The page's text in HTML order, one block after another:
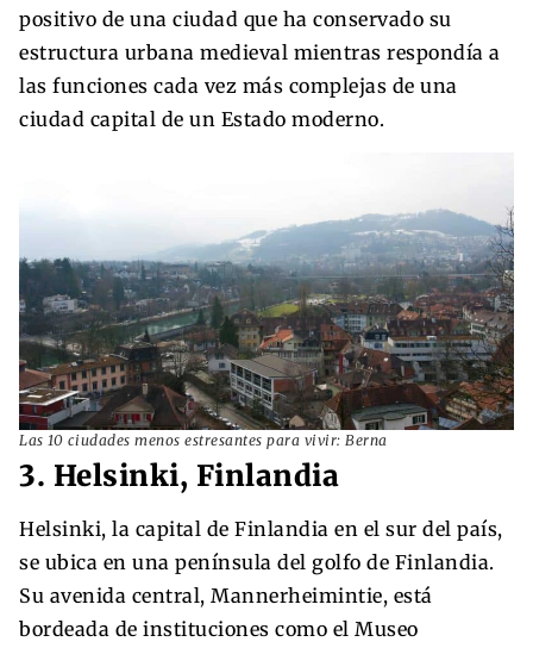
positivo de una ciudad que ha conservado su
estructura urbana medieval mientras respondía a
las funciones cada vez más complejas de una
ciudad capital de un Estado moderno.
Las 10 ciudades menos estresantes para vivir: Berna
3. Helsinki, Finlandia
Helsinki, la capital de Finlandia en el sur del país,
se ubica en una península del golfo de Finlandia.
Su avenida central, Mannerheimintie, está
bordeada de instituciones como el Museo